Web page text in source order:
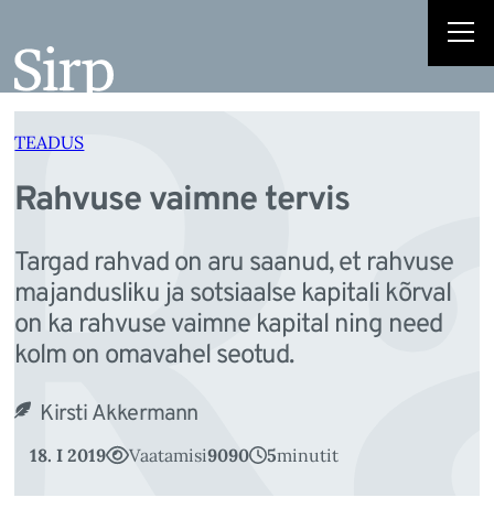
juurde
TEADUS
Rahvuse vaimne tervis
Targad rahvad on aru saanud, et rahvuse
majandusliku ja sotsiaalse kapitali kõrval
on ka rahvuse vaimne kapital ning need
kolm on omavahel seotud.
Kirsti Akkermann
18. I 2019 Vaatamisi9090 5minutit